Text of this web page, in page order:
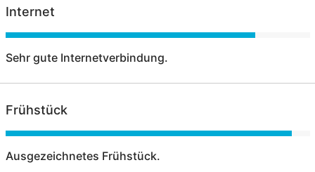
Internet
Sehr gute Internetverbindung.
Frühstück
Ausgezeichnetes Frühstück.